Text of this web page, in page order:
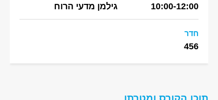
10:00-12:00 גילמן מדעי הרוח
חדר
456
תוכן הקורס ומטרתו